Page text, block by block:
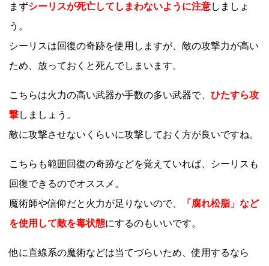
まずシーリスが死亡してしまわないように注意しましょ
う。
シーリスは回復の奇跡を使用しますが、敵の攻撃力が高い
ため、放っておくと死んでしまいます。
こちらは火力の高い武器か手数の多い武器で、 ひたすら攻
撃しましょう。
敵に攻撃させないくらいに攻撃しておく方が良いですね。
こちらも範囲回復の奇跡などを覚えていれば、シーリスも
回復できるのでオススメ。
魔術師や信仰だと火力が足りないので、
「腐れ松脂」など
を使用して敵を毒状態にするのもいいです。
他に直線系の魔術などは当てづらいため、使用するなら